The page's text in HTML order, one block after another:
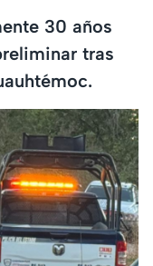
30 años
tras